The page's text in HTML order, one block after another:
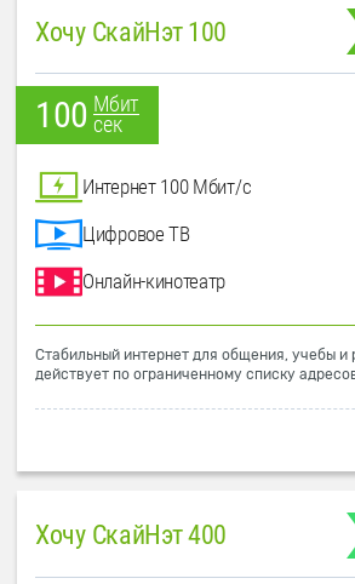
Хочу СкайНэт 100
100 Мбит
сек
Интернет 100 Мбит/с
Цифровое ТВ
Онлайн-кинотеатр
Стабильный интернет для общения, учебы и
действует по ограниченному списку
Хочу СкайНэт 400